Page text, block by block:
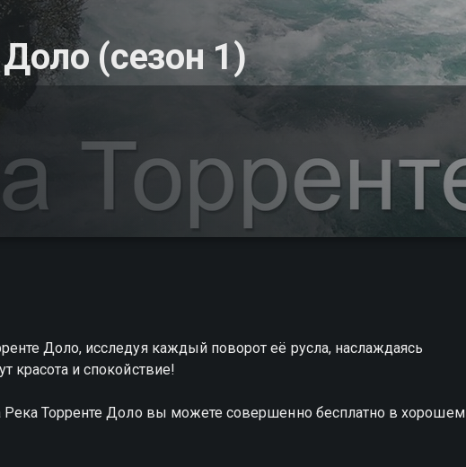
(сезон 1)
Доло, исследуя каждый поворот её русла, наслаждаясь
красота и спокойствие!
Река Торренте Доло вы можете совершенно бесплатно в хорошем